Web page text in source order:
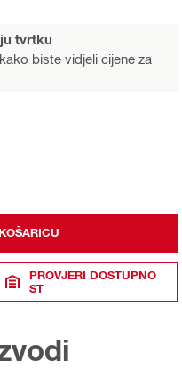
tvrtku
kako biste vidjeli cijene za
PROVJERI DOSTUPNO
ST